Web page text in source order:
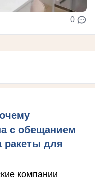
0
с обещанием
ракеты для
компании